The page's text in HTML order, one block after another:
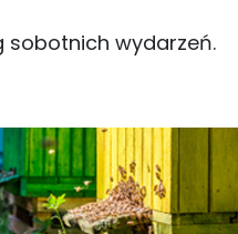
sobotnich wydarzeń.